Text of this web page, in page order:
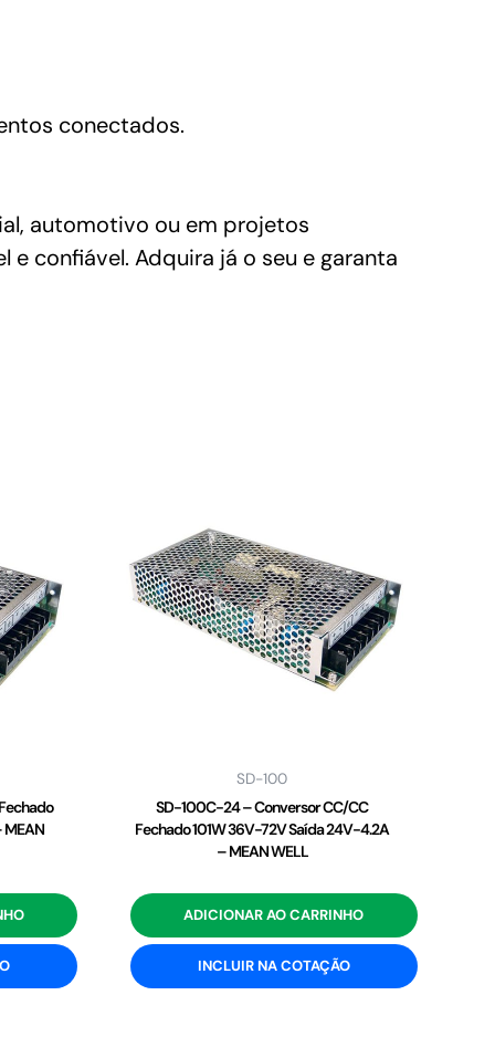
conectados.
automotivo ou em projetos
confiável. Adquira já o seu e garanta
SD-100
SD-100C-24 – Conversor CC/CC
Fechado 101W 36V-72V Saída 24V-4.2A
– MEAN WELL
ADICIONAR AO CARRINHO
INCLUIR NA COTAÇÃO